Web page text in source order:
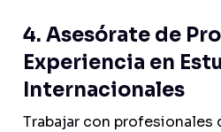
4. Asesórate de
Experiencia en
Internacionales
Trabajar con profesionales